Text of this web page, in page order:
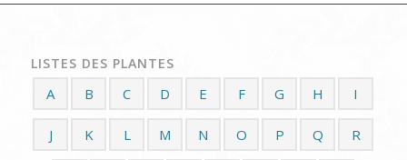
LISTES DES PLANTES
A B C D E F G H I
J K L M N O P Q R